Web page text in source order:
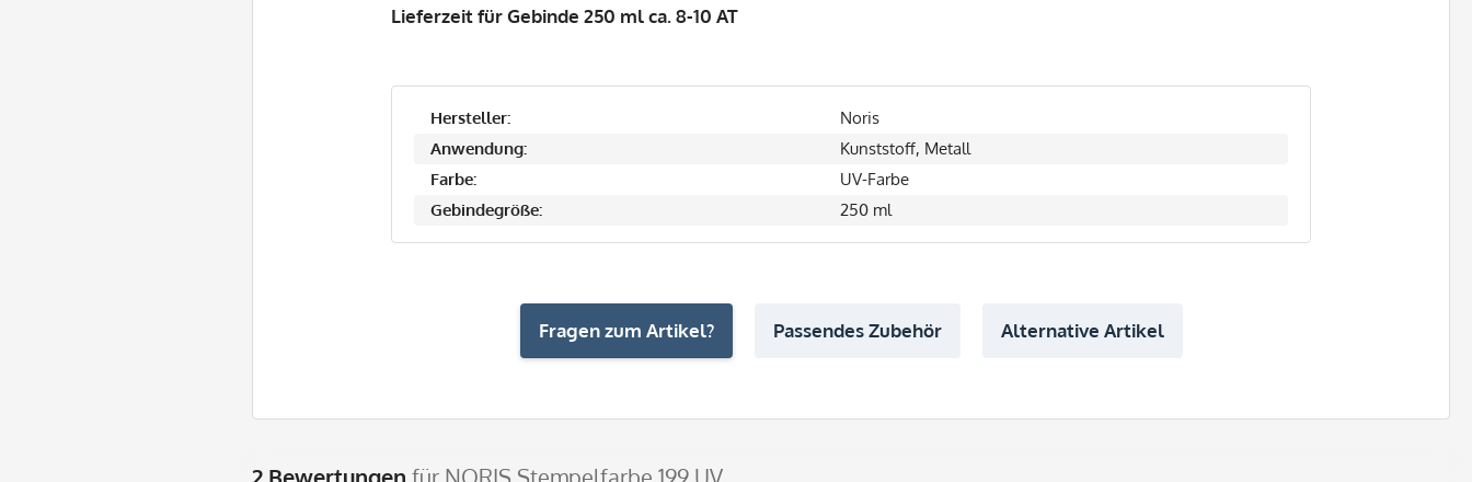
Lieferzeit für Gebinde 250 ml ca. 8-10 AT
Hersteller:
Noris
Anwendung:
Kunststoff, Metall
Farbe:
UV-Farbe
Gebindegröße:
250 ml
Fragen zum Artikel? Passendes Zubehör Alternative Artikel
2 Bewertungen für NORIS Stempelfarbe 199 UV